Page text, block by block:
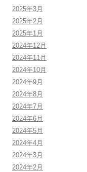
2025年3月
2025年2月
2025年1月
2024年12月
2024年11月
2024年10月
2024年9月
2024年8月
2024年7月
2024年6月
2024年5月
2024年4月
2024年3月
2024年2月